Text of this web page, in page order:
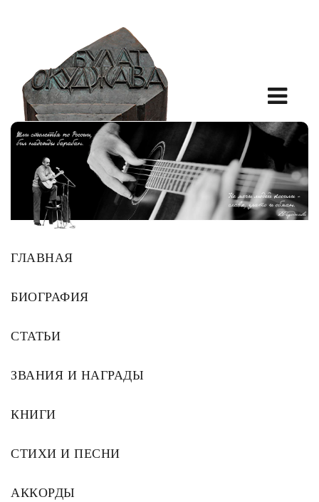
ГЛАВНАЯ
БИОГРАФИЯ
СТАТЬИ
ЗВАНИЯ И НАГРАДЫ
КНИГИ
СТИХИ И ПЕСНИ
АККОРДЫ